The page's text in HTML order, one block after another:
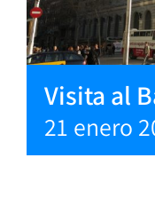
Visita al
21 enero